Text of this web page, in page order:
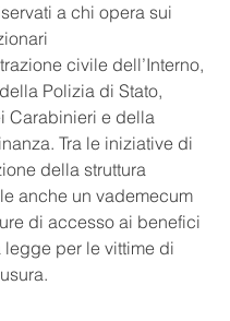
a chi opera sui
civile dell’Interno,
Polizia di Stato,
Carabinieri e della
Tra le iniziative di
della struttura
anche un vademecum
di accesso ai benefici
per le vittime di